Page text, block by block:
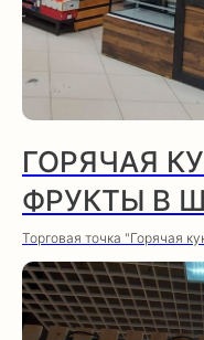
ГОРЯЧАЯ
ФРУКТЫ В
Торговая точка "Горячая